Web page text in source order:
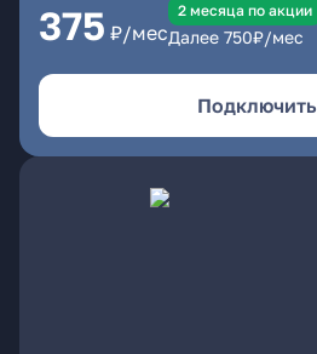
375 ₽/мес
2 месяцa по акции
Далее 750₽/мес
Подключить